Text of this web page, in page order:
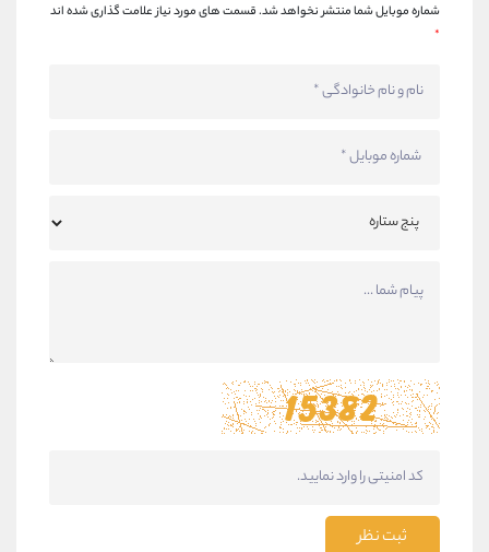
شماره موبایل شما منتشر نخواهد شد.قسمت های مورد نیاز علامت گذاری شده اند
*
ثبت نظر